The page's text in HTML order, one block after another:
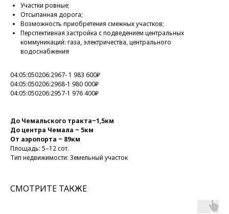
Участки ровные;
Отсыпанная дорога;
Возможность приобретения смежных участков;
Перспективная застройка с подведением центральных
коммуникаций: газа, электричества, центрального
водоснабжения
04:05:050206:2967- 1 983 600₽
04:05:050206:2968-1 980 000₽
04:05:050206:2957-1 976 400₽
До Чемальского тракта~1,5км
До центра Чемала ~ 5км
От аэропорта ~ 89км
Площадь: 5–12 сот.
Тип недвижимости: Земельный участок
СМОТРИТЕ ТАКЖЕ